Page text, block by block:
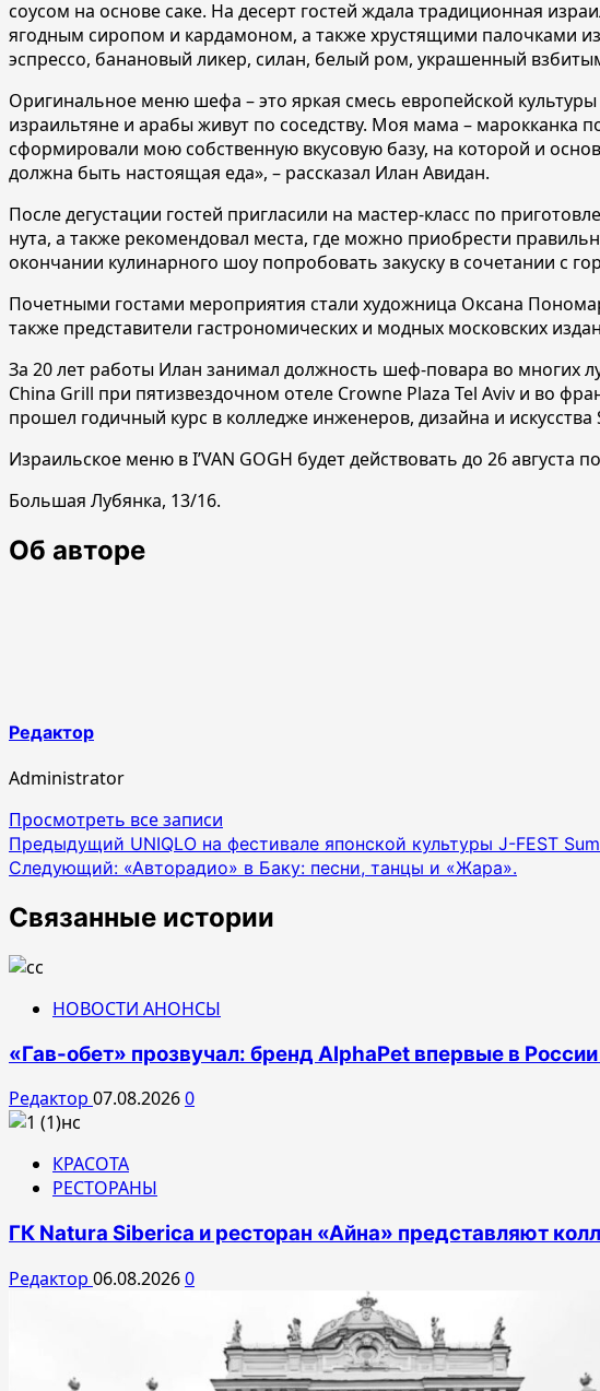
соусом на основе саке. На десерт гостей ждала традиционная
ягодным сиропом и кардамоном, а также хрустящими палочками
эспрессо, банановый ликер, силан, белый ром, украшенный
Оригинальное меню шефа – это яркая смесь европейской
израильтяне и арабы живут по соседству. Моя мама – марокканка
сформировали мою собственную вкусовую базу, на которой и
должна быть настоящая еда», – рассказал Илан Авидан.
После дегустации гостей пригласили на мастер-класс по
нута, а также рекомендовал места, где можно приобрести
окончании кулинарного шоу попробовать закуску в сочетании с
Почетными гостами мероприятия стали художница Оксана
также представители гастрономических и модных московских
За 20 лет работы Илан занимал должность шеф-повара во многих
China Grill при пятизвездочном отеле Crowne Plaza Tel Aviv и во
прошел годичный курс в колледже инженеров, дизайна и
Израильское меню в I’VAN GOGH будет действовать до 26 августа
Большая Лубянка, 13/16.
Об авторе
Редактор
Administrator
Просмотреть все записи
Навигация
по
записям
Предыдущий UNIQLO на фестивале японской культуры J-FEST
Следующий: «Авторадио» в Баку: песни, танцы и «Жара».
Связанные истории
НОВОСТИ АНОНСЫ
«Гав-обет» прозвучал: бренд AlphaPet впервые в
Редактор 07.08.20260
КРАСОТА
РЕСТОРАНЫ
ГК Natura Siberica и ресторан «Айна» представляют
Редактор 06.08.20260